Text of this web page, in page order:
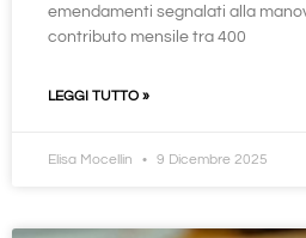
emendamenti segnalati alla
contributo mensile tra 400
LEGGI TUTTO »
Elisa Mocellin 9 Dicembre 2025